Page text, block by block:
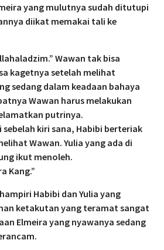
yang mulutnya sudah ditutupi
diikat memakai tali ke
Wawan tak bisa
kagetnya setelah melihat
sedang dalam keadaan bahaya
Wawan harus melakukan
putrinya.
sebelah kiri sana, Habibi berteriak
Wawan. Yulia yang ada di
ikut menoleh.
Kang.”
Habibi dan Yulia yang
ketakutan yang teramat sangat
Elmeira yang nyawanya sedang